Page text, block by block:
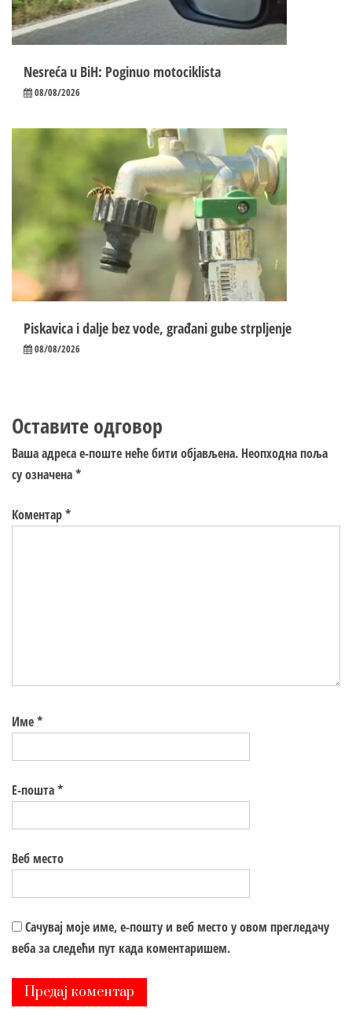
Nesreća u BiH: Poginuo motociklista
08/08/2026
Piskavica i dalje bez vode, građani gube strpljenje
08/08/2026
Оставите одговор
Ваша адреса е-поште неће бити објављена. Неопходна поља
су означена*
Коментар*
Име*
Е-пошта*
Веб место
Сачувај моје име, е-пошту и веб место у овом прегледачу
веба за следећи пут када коментаришем.